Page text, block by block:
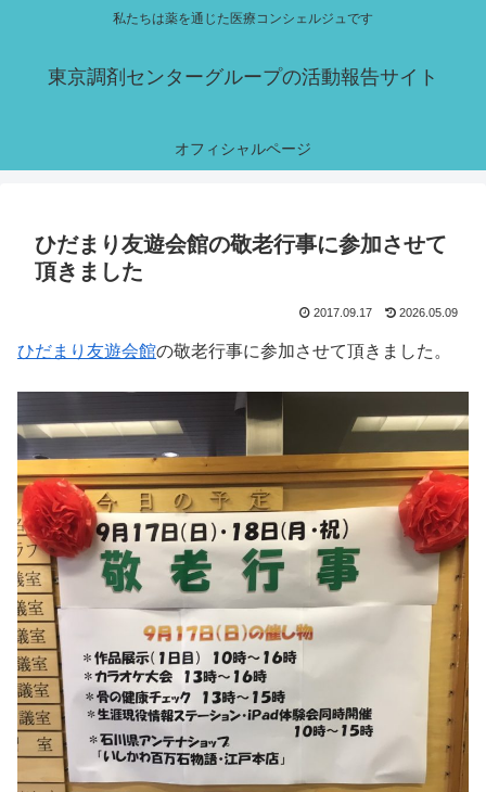
私たちは薬を通じた医療コンシェルジュです
東京調剤センターグループの活動報告サイト
オフィシャルページ
ひだまり友遊会館の敬老行事に参加させて
頂きました
2017.09.17 2026.05.09
ひだまり友遊会館の敬老行事に参加させて頂きました。